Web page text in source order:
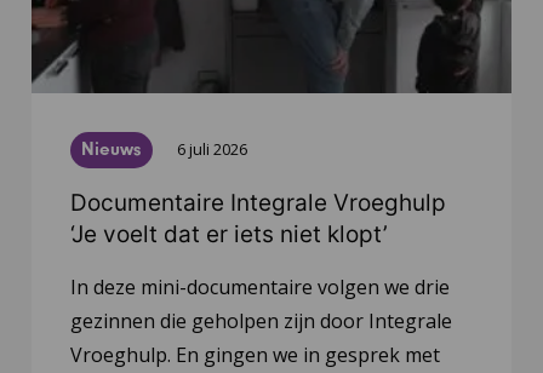
Nieuws 6 juli 2026
Documentaire Integrale Vroeghulp
‘Je voelt dat er iets niet klopt’
In deze mini-documentaire volgen we drie
gezinnen die geholpen zijn door Integrale
Vroeghulp. En gingen we in gesprek met